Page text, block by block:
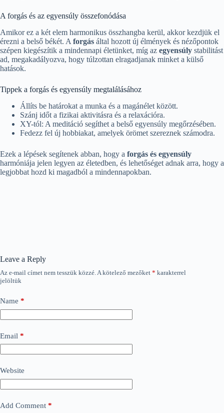
A forgás és az egyensúly összefonódása
Amikor ez a két elem harmonikus összhangba kerül, akkor kezdjük el
érezni a belső békét. A forgás által hozott új élmények és nézőpontok
szépen kiegészítik a mindennapi életünket, míg az egyensúly stabilitást
ad, megakadályozva, hogy túlzottan elragadjanak minket a külső
hatások.
Tippek a forgás és egyensúly megtalálásához
Állíts be határokat a munka és a magánélet között.
Szánj időt a fizikai aktivitásra és a relaxációra.
XY-tól: A meditáció segíthet a belső egyensúly megőrzésében.
Fedezz fel új hobbiakat, amelyek örömet szereznek számodra.
Ezek a lépések segítenek abban, hogy a forgás és egyensúly
harmóniája jelen legyen az életedben, és lehetőséget adnak arra, hogy a
legjobbat hozd ki magadból a mindennapokban.
Leave a Reply
Az e-mail címet nem tesszük közzé.A kötelező mezőket * karakterrel
jelöltük
Name *
Email *
Website
Add Comment *